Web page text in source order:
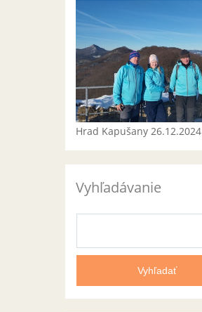
Hrad Kapušany 26.12.2024
Vyhľadávanie